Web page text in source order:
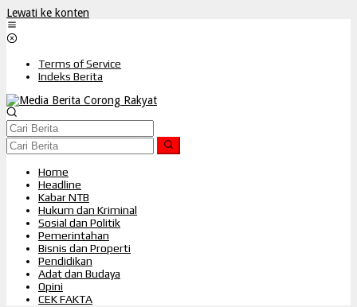
Lewati ke konten
Terms of Service
Indeks Berita
Home
Headline
Kabar NTB
Hukum dan Kriminal
Sosial dan Politik
Pemerintahan
Bisnis dan Properti
Pendidikan
Adat dan Budaya
Opini
CEK FAKTA